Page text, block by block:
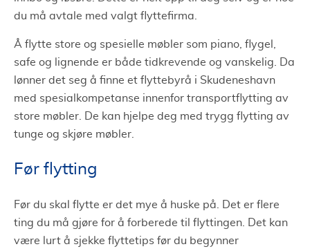
du må avtale med valgt flyttefirma.
Å flytte store og spesielle møbler som piano, flygel,
safe og lignende er både tidkrevende og vanskelig. Da
lønner det seg å finne et flyttebyrå i Skudeneshavn
med spesialkompetanse innenfor transportflytting av
store møbler. De kan hjelpe deg med trygg flytting av
tunge og skjøre møbler.
Før flytting
Før du skal flytte er det mye å huske på. Det er flere
ting du må gjøre for å forberede til flyttingen. Det kan
være lurt å sjekke flyttetips før du begynner